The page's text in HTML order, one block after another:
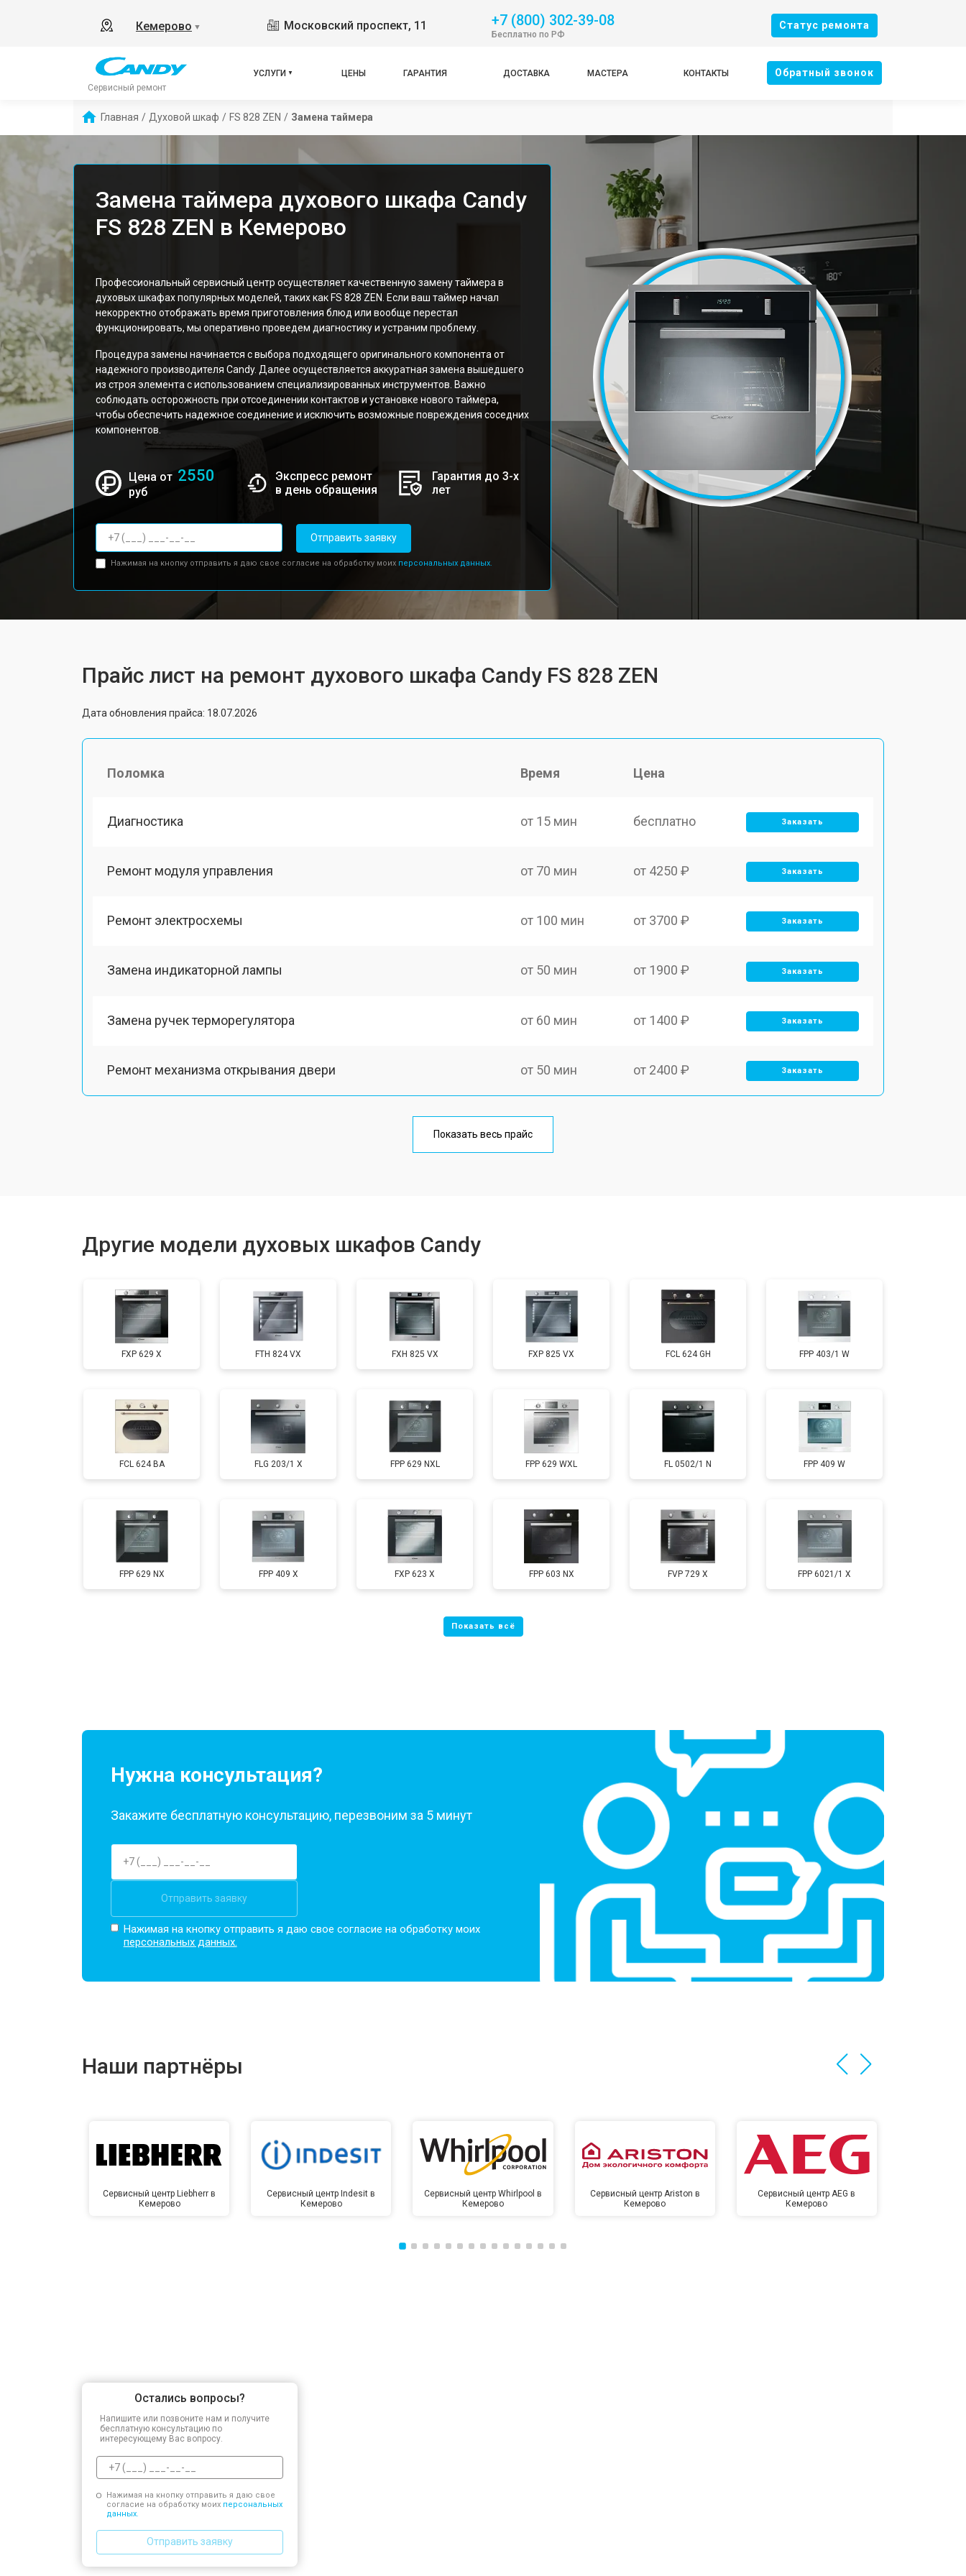
Кемерово ▼ Московский проспект, 11 +7 (800) 302-39-08
Бесплатно по РФ
Cтатус ремонта
Сервисный ремонт
УСЛУГИ ЦЕНЫ ГАРАНТИЯ ДОСТАВКА МАСТЕРА КОНТАКТЫ Oбратный звонок
Главная / Духовой шкаф / FS 828 ZEN / Замена таймера
Замена таймера духового шкафа Candy
FS 828 ZEN в Кемерово
Профессиональный сервисный центр осуществляет качественную замену таймера в
духовых шкафах популярных моделей, таких как FS 828 ZEN. Если ваш таймер начал
некорректно отображать время приготовления блюд или вообще перестал
функционировать, мы оперативно проведем диагностику и устраним проблему.
Процедура замены начинается с выбора подходящего оригинального компонента от
надежного производителя Candy. Далее осуществляется аккуратная замена вышедшего
из строя элемента с использованием специализированных инструментов. Важно
соблюдать осторожность при отсоединении контактов и установке нового таймера,
чтобы обеспечить надежное соединение и исключить возможные повреждения соседних
компонентов.
Цена от 2550
руб
Экспресс ремонт
в день обращения
Гарантия до 3-х
лет
Отправить заявку
Нажимая на кнопку отправить я даю свое согласие на обработку моих персональных данных.
Прайс лист на ремонт духового шкафа Candy FS 828 ZEN
Дата обновления прайса: 18.07.2026
Поломка Время Цена
Диагностика от 15 мин бесплатно Заказать
Ремонт модуля управления от 70 мин от 4250 ₽ Заказать
Ремонт электросхемы от 100 мин от 3700 ₽ Заказать
Замена индикаторной лампы от 50 мин от 1900 ₽ Заказать
Замена ручек терморегулятора от 60 мин от 1400 ₽ Заказать
Ремонт механизма открывания двери от 50 мин от 2400 ₽ Заказать
от 90 мин
Показать весь прайс
Другие модели духовых шкафов Candy
FXP 629 X FTH 824 VX FXH 825 VX FXP 825 VX FCL 624 GH FPP 403/1 W
FCL 624 BA FLG 203/1 X FPP 629 NXL FPP 629 WXL FL 0502/1 N FPP 409 W
FPP 629 NX FPP 409 X FXP 623 X FPP 603 NX FVP 729 X FPP 6021/1 X
Нужна консультация?
Закажите бесплатную консультацию, перезвоним за 5 минут
Отправить заявку
Нажимая на кнопку отправить я даю свое согласие на обработку моих
персональных данных.
Наши партнёры
Сервисный центр Liebherr в
Кемерово
Сервисный центр Indesit в
Кемерово
Сервисный центр Whirlpool в
Кемерово
Сервисный центр Ariston в
Кемерово
Сервисный центр AEG в
Кемерово
Остались вопросы?
Напишите или позвоните нам и получите
бесплатную консультацию по
интересующему Вас вопросу.
Нажимая на кнопку отправить я даю свое
согласие на обработку моих персональных
данных.
Отправить заявку